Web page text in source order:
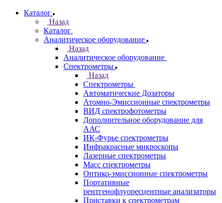
Казань
Назад
Города
Санкт-Петербург
Аналитическое оборудование
Назад
Аналитическое оборудование
Спектрометры
Назад
Спектрометры